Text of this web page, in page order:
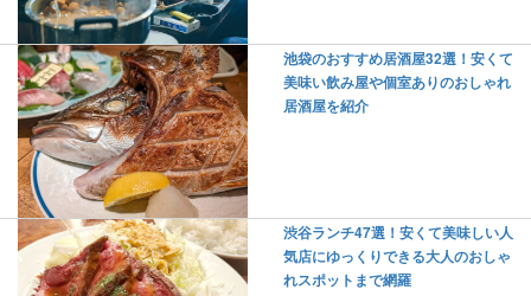
池袋のおすすめ居酒屋32選！安くて
美味い飲み屋や個室ありのおしゃれ
居酒屋を紹介
渋谷ランチ47選！安くて美味しい人
気店にゆっくりできる大人のおしゃ
れスポットまで網羅